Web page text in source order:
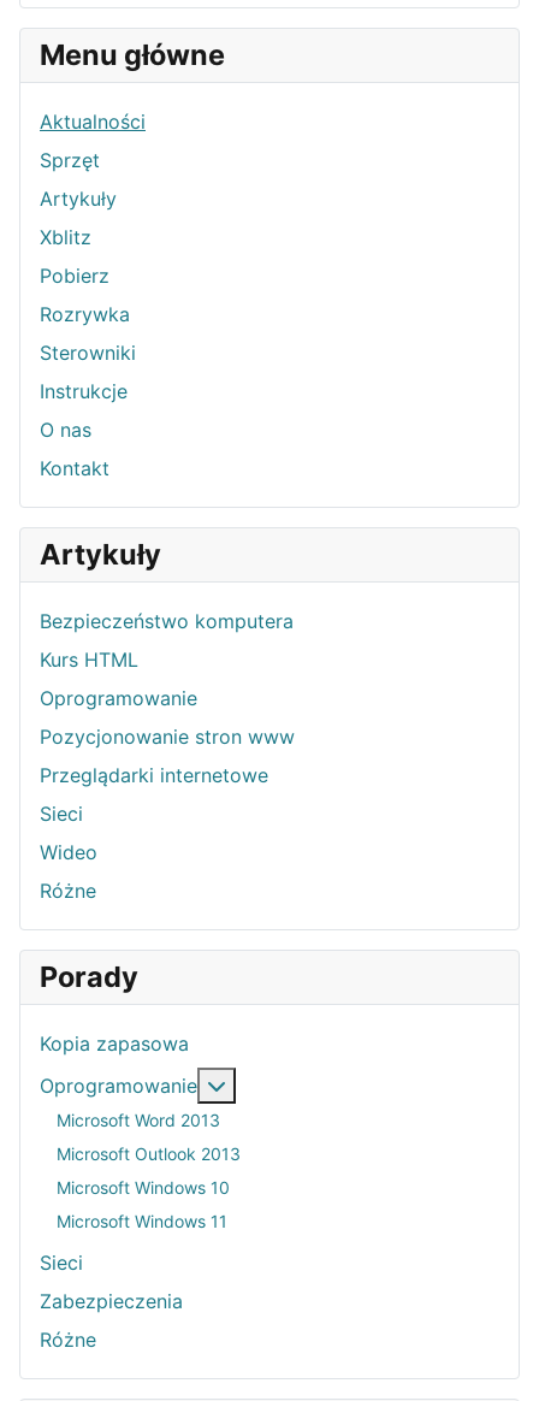
Menu główne
Aktualności
Sprzęt
Artykuły
Xblitz
Pobierz
Rozrywka
Sterowniki
Instrukcje
O nas
Kontakt
Artykuły
Bezpieczeństwo komputera
Kurs HTML
Oprogramowanie
Pozycjonowanie stron www
Przeglądarki internetowe
Sieci
Wideo
Różne
Porady
Kopia zapasowa
Oprogramowanie
Microsoft Word 2013
Microsoft Outlook 2013
Microsoft Windows 10
Microsoft Windows 11
Sieci
Zabezpieczenia
Różne